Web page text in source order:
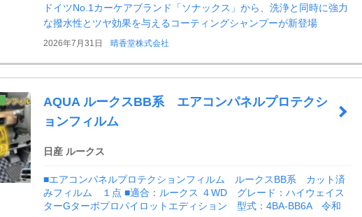
ドイツNo.1カーケアブランド「ソナックス」から、洗浄と同時に強力
な撥水性とツヤ効果を与えるコーティングシャンプーが新登場
2026年7月31日 晴香堂株式会社
AQUA ルークスBB系 エアコンパネルプロテクシ
ョンフィルム
日産 ルークス
■エアコンパネルプロテクションフィルム ルークスBB系 カット済
みフィルム １点 ■適合：ルークス ４WD グレード：ハイウェイス
ターGターボプロパイロットエディション 型式：4BA-BB6A 令和